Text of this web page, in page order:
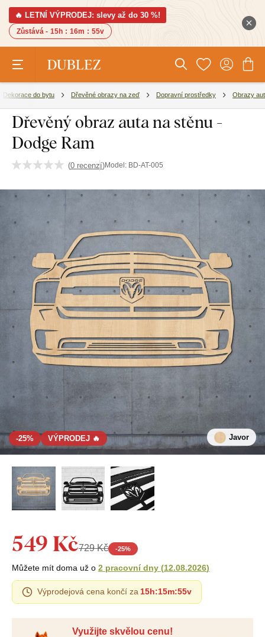
🔥 LETNÍ VÝPRODEJ: slevy až do 30 %!
Zůstává - 15h : 16m : 54v
Dekorace do bytu Dřevěné obrazy na zeď Dopravní prostředky Obrazy aut
Dřevěný obraz auta na stěnu -
Dodge Ram
(0 recenzí)Model: BD-AT-005
-25% VÝPRODEJ 🔥 Javor
Využijte skvělou cenu!
549 Kč729 Kč -25%
Můžete mít doma už o 2 pracovní dny (12.08.2026)
Výprodejová cena končí za 15h:15m:54v